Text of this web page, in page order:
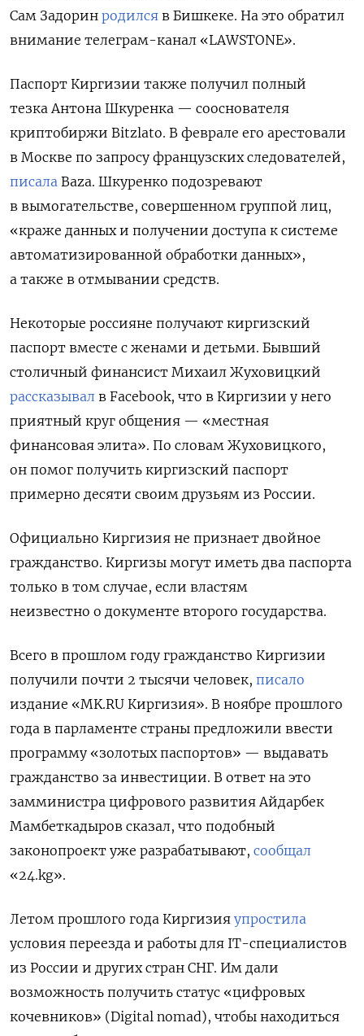
Сам Задорин родился в Бишкеке. На это обратил
внимание телеграм-канал «LAWSTONE».
Паспорт Киргизии также получил полный
тезка Антона Шкуренка — сооснователя
криптобиржи Bitzlato. В феврале его арестовали
в Москве по запросу французских следователей,
писала Baza. Шкуренко подозревают
в вымогательстве, совершенном группой лиц,
«краже данных и получении доступа к системе
автоматизированной обработки данных»,
а также в отмывании средств.
Некоторые россияне получают киргизский
паспорт вместе с женами и детьми. Бывший
столичный финансист Михаил Жуховицкий
рассказывал в Facebook, что в Киргизии у него
приятный круг общения — «местная
финансовая элита». По словам Жуховицкого,
он помог получить киргизский паспорт
примерно десяти своим друзьям из России.
Официально Киргизия не признает двойное
гражданство. Киргизы могут иметь два паспорта
только в том случае, если властям
неизвестно о документе второго государства.
Всего в прошлом году гражданство Киргизии
получили почти 2 тысячи человек, писало
издание «MK.RU Киргизия». В ноябре прошлого
года в парламенте страны предложили ввести
программу «золотых паспортов» — выдавать
гражданство за инвестиции. В ответ на это
замминистра цифрового развития Айдарбек
Мамбеткадыров сказал, что подобный
законопроект уже разрабатывают, сообщал
«24.kg».
Летом прошлого года Киргизия упростила
условия переезда и работы для IT-специалистов
из России и других стран СНГ. Им дали
возможность получить статус «цифровых
кочевников» (Digital nomad), чтобы находиться